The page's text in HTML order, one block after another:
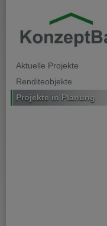
Aktuelle Projekte
Renditeobjekte
Projekte in Planung